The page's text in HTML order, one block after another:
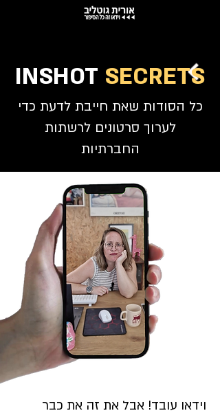
INSHOT SECRETS
כל הסודות שאת חייבת לדעת כדי
לערוך סרטונים לרשתות
החברתיות
וידאו עובד! אבל את זה את כבר